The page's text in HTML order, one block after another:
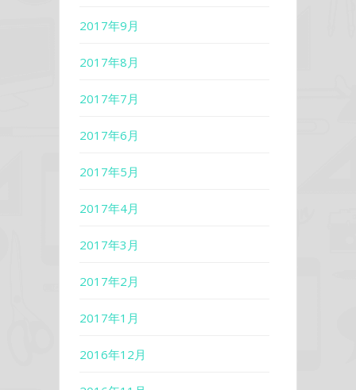
2017年9月
2017年8月
2017年7月
2017年6月
2017年5月
2017年4月
2017年3月
2017年2月
2017年1月
2016年12月